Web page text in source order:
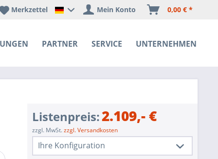
PARTNER SERVICE UNTERNEHMEN
Happyware Deutschland
Merkzettel Mein Konto 0,00 € *
Listenpreis:2.109,- €
zzgl. MwSt.zzgl. Versandkosten
Ihre Konfiguration